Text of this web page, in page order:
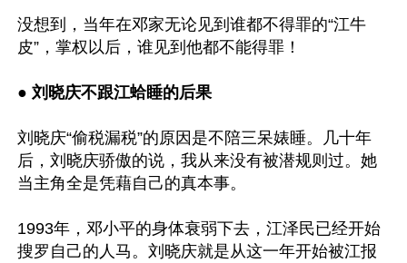
没想到，当年在邓家无论见到谁都不得罪的“江牛
皮”，掌权以后，谁见到他都不能得罪！
● 刘晓庆不跟江蛤睡的后果
刘晓庆“偷税漏税”的原因是不陪三呆婊睡。几十年
后，刘晓庆骄傲的说，我从来没有被潜规则过。她
当主角全是凭藉自己的真本事。
1993年，邓小平的身体衰弱下去，江泽民已经开始
搜罗自己的人马。刘晓庆就是从这一年开始被江报